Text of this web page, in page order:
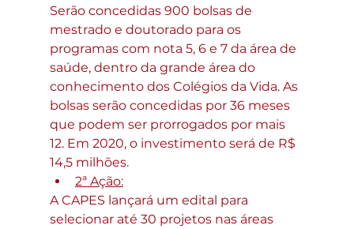
Serão concedidas 900 bolsas de
mestrado e doutorado para os
programas com nota 5, 6 e 7 da área de
saúde, dentro da grande área do
conhecimento dos Colégios da Vida. As
bolsas serão concedidas por 36 meses
que podem ser prorrogados por mais
12. Em 2020, o investimento será de R$
14,5 milhões.
2ª Ação:
A CAPES lançará um edital para
selecionar até 30 projetos nas áreas